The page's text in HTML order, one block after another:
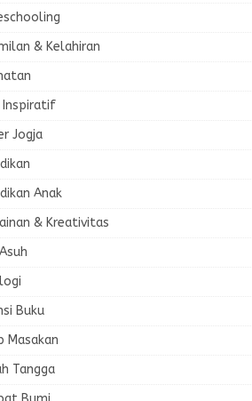
& Kelahiran
Inspiratif
Jogja
Anak
& Kreativitas
Buku
Masakan
Tangga